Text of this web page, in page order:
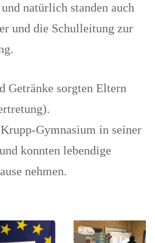
natürlich standen auch
und die Schulleitung zur
Getränke sorgten Eltern
Gymnasium in seiner
konnten lebendige
nehmen.